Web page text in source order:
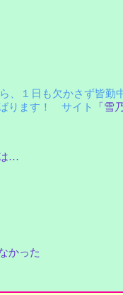
、１日も欠かさず皆
ります！ サイト
「雪
…
かった